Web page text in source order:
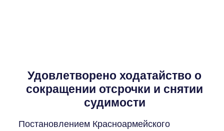
Удовлетворено ходатайство о
сокращении отсрочки и снятии
судимости
Постановлением Красноармейского